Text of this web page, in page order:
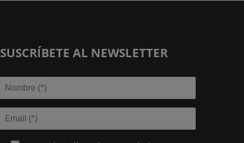
SUSCRÍBETE AL NEWSLETTER